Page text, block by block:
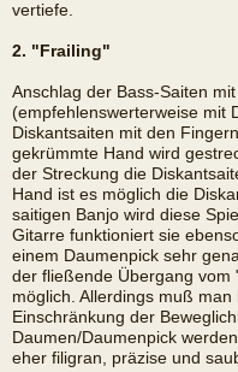
vertiefe.
2. "Frailing"
Anschlag der Bass-Saiten
(empfehlenswerterweise mit
Diskantsaiten mit den
gekrümmte Hand wird
der Streckung die
Hand ist es möglich die
saitigen Banjo wird diese
Gitarre funktioniert sie
einem Daumenpick sehr
der fließende Übergang vom
möglich. Allerdings muß
Einschränkung der
Daumen/Daumenpick
eher filigran, präzise und